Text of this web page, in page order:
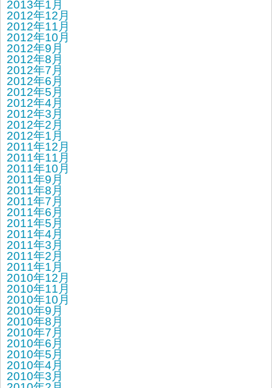
2013年1月
2012年12月
2012年11月
2012年10月
2012年9月
2012年8月
2012年7月
2012年6月
2012年5月
2012年4月
2012年3月
2012年2月
2012年1月
2011年12月
2011年11月
2011年10月
2011年9月
2011年8月
2011年7月
2011年6月
2011年5月
2011年4月
2011年3月
2011年2月
2011年1月
2010年12月
2010年11月
2010年10月
2010年9月
2010年8月
2010年7月
2010年6月
2010年5月
2010年4月
2010年3月